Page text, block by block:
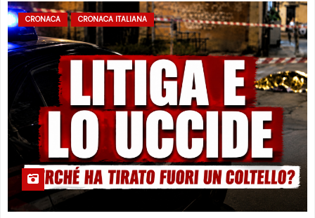
CRONACA CRONACA ITALIANA